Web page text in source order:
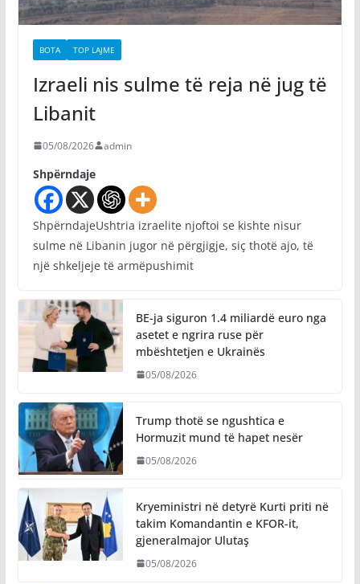
BOTA TOP LAJME
Izraeli nis sulme të reja në jug të
Libanit
05/08/2026 admin
Shpërndaje
ShpërndajeUshtria izraelite njoftoi se kishte nisur
sulme në Libanin jugor në përgjigje, siç thotë ajo, të
një shkeljeje të armëpushimit
BE-ja siguron 1.4 miliardë euro nga
asetet e ngrira ruse për
mbështetjen e Ukrainës
05/08/2026
Trump thotë se ngushtica e
Hormuzit mund të hapet nesër
05/08/2026
Kryeministri në detyrë Kurti priti në
takim Komandantin e KFOR-it,
gjeneralmajor Ulutaş
05/08/2026